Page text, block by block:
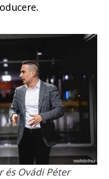
és Ovádi Péter